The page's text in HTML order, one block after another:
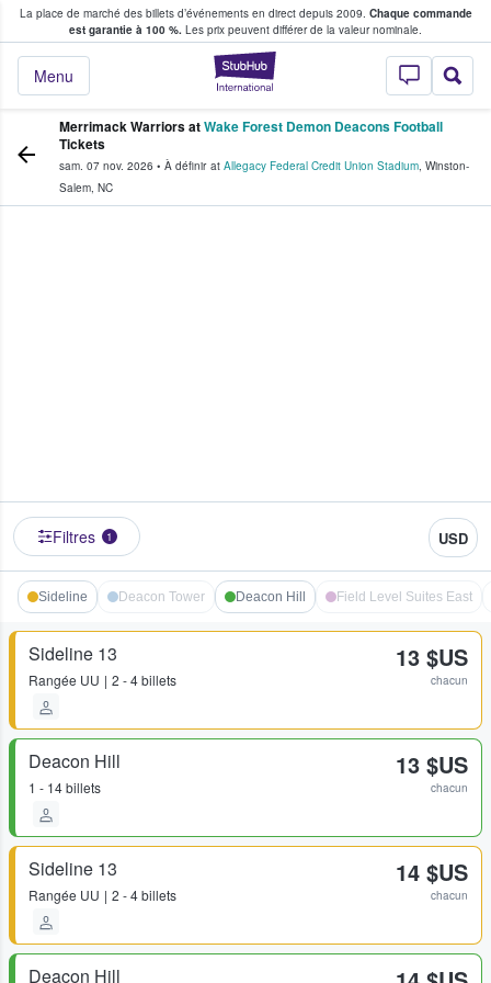
La place de marché des billets d’événements en direct depuis 2009. Chaque commande
est garantie à 100 %. Les prix peuvent différer de la valeur nominale.
StubHub - Où
Menu
fans achètent et vendent des billets
Merrimack Warriors atWake Forest Demon Deacons Football
Tickets
sam. 07 nov. 2026 • À définir at Allegacy Federal Credit Union Stadium, Winston-
Salem, NC
Filtres 1 USD
Sideline Deacon Tower Deacon Hill Field Level Suites East
Sideline 13
Rangée UU 2 - 4 billets
13 $US
chacun
Deacon Hill
1 - 14 billets
13 $US
chacun
Sideline 13
Rangée UU 2 - 4 billets
14 $US
chacun
Deacon Hill